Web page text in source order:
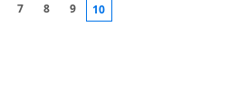
7 8 9 10